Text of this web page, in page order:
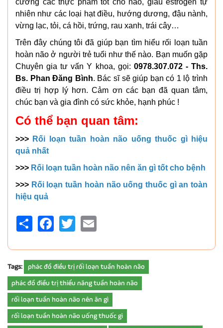
nhiên như các loại hạt điều, hướng dương, đậu nành,
vừng lạc, tỏi, cá hồi, trứng, rau xanh, trái cây…
Trên đây chúng tôi đã giúp bạn tìm hiểu rối loạn tuần
hoàn não ở người trẻ tuổi như thế nào. Bạn muốn gặp
Chuyên gia tư vấn Y khoa, gọi: 0978.307.072 - Ths.
Bs. Phan Đăng Bình. Bác sĩ sẽ giúp bạn có 1 lộ trình
điều trị hợp lý hơn. Cảm ơn các bạn đã quan tâm,
chúc bạn và gia đình có sức khỏe, hạnh phúc !
Có thể bạn quan tâm:
>>> Rối loạn tuần hoàn não uống thuốc gì hiệu
quả nhất
>>> Rối loạn tuần hoàn não nên ăn gì tốt cho bệnh
>>> Rối loạn tuần hoàn não uống thuốc gì an toàn
hiệu quả
Share FacebookTwitter
Tags: phác đồ điều trị rối loạn tuần hoàn não
phác đồ điều trị thiểu năng tuần hoàn não
rối loạn tuần hoàn não nên ăn gì
rối loạn tuần hoàn não uống thuốc gì